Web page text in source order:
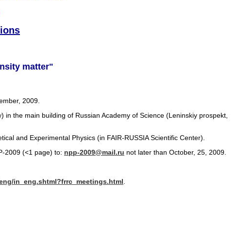
matter"
2009.
the main building of Russian Academy of Science (Leninskiy prospekt,
and Experimental Physics (in FAIR-RUSSIA Scientific Center).
2009 (<1 page) to: npp-2009@mail.ru not later than October, 25, 2009.
in_eng.shtml?frrc_meetings.html